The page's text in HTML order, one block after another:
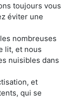
toujours vous
éviter une
nombreuses
lit, et nous
nuisibles dans
et
qui se